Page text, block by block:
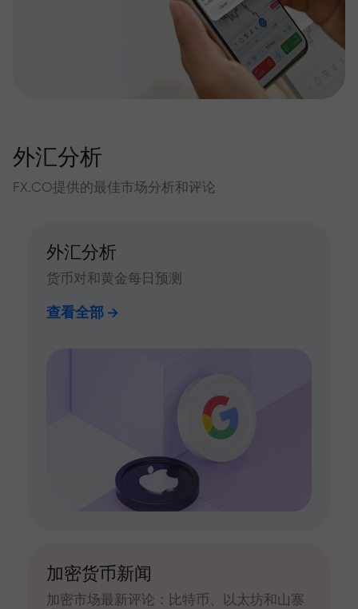
外汇分析
FX.CO提供的最佳市场分析和评论
外汇分析
货币对和黄金每日预测
查看全部
加密货币新闻
加密市场最新评论：比特币、以太坊和山寨